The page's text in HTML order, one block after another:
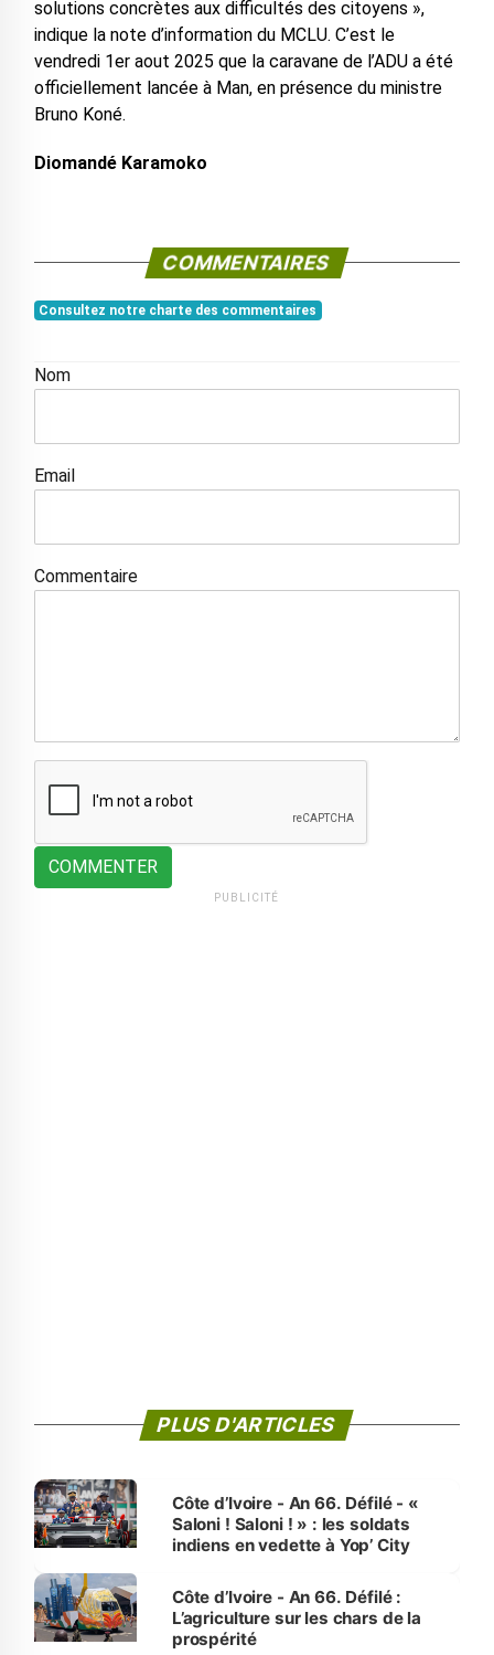
solutions concrètes aux difficultés des citoyens »,
indique la note d’information du MCLU. C’est le
vendredi 1er aout 2025 que la caravane de l’ADU a été
officiellement lancée à Man, en présence du ministre
Bruno Koné.
Diomandé Karamoko
COMMENTAIRES
Consultez notre charte des commentaires
Nom
Email
Commentaire
COMMENTER
PUBLICITÉ
PLUS D'ARTICLES
Côte d’Ivoire - An 66. Défilé - «
Saloni ! Saloni ! » : les soldats
indiens en vedette à Yop’ City
Côte d’Ivoire - An 66. Défilé :
L’agriculture sur les chars de la
prospérité